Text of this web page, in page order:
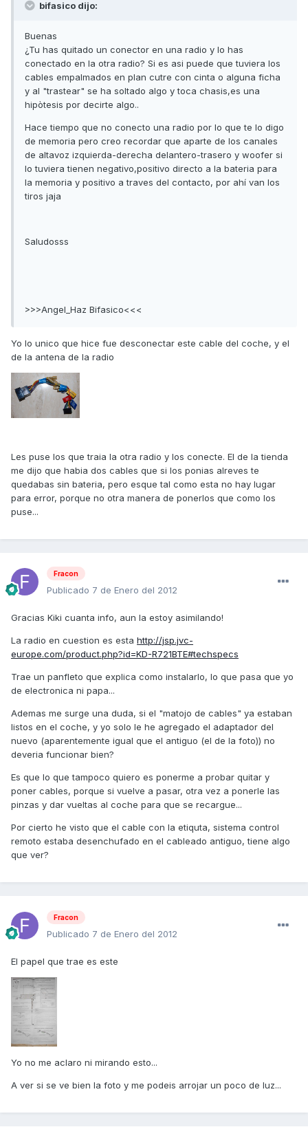
bifasico dijo:
Buenas
¿Tu has quitado un conector en una radio y lo has
conectado en la otra radio? Si es asi puede que tuviera los
cables empalmados en plan cutre con cinta o alguna ficha
y al "trastear" se ha soltado algo y toca chasis,es una
hipòtesis por decirte algo..
Hace tiempo que no conecto una radio por lo que te lo digo
de memoria pero creo recordar que aparte de los canales
de altavoz izquierda-derecha delantero-trasero y woofer si
lo tuviera tienen negativo,positivo directo a la bateria para
la memoria y positivo a traves del contacto, por ahí van los
tiros jaja
Saludosss
>>>Angel_Haz Bifasico<<<
Yo lo unico que hice fue desconectar este cable del coche, y el
de la antena de la radio
Les puse los que traia la otra radio y los conecte. El de la tienda
me dijo que habia dos cables que si los ponias alreves te
quedabas sin bateria, pero esque tal como esta no hay lugar
para error, porque no otra manera de ponerlos que como los
puse...
Fracon
Publicado 7 de Enero del 2012
Gracias Kiki cuanta info, aun la estoy asimilando!
La radio en cuestion es esta http://jsp.jvc-
europe.com/product.php?id=KD-R721BTE#techspecs
Trae un panfleto que explica como instalarlo, lo que pasa que yo
de electronica ni papa...
Ademas me surge una duda, si el "matojo de cables" ya estaban
listos en el coche, y yo solo le he agregado el adaptador del
nuevo (aparentemente igual que el antiguo (el de la foto)) no
deveria funcionar bien?
Es que lo que tampoco quiero es ponerme a probar quitar y
poner cables, porque si vuelve a pasar, otra vez a ponerle las
pinzas y dar vueltas al coche para que se recargue...
Por cierto he visto que el cable con la etiquta, sistema control
remoto estaba desenchufado en el cableado antiguo, tiene algo
que ver?
Fracon
Publicado 7 de Enero del 2012
El papel que trae es este
Yo no me aclaro ni mirando esto...
A ver si se ve bien la foto y me podeis arrojar un poco de luz...